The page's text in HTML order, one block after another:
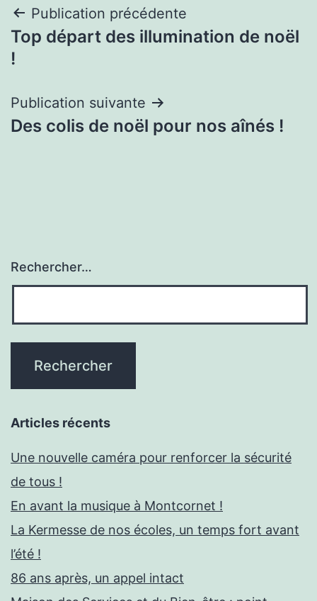
Navigation
de
Publication précédente
Top départ des illumination de noël
!
Publication suivante
Des colis de noël pour nos aînés !
Rechercher…
Articles récents
Une nouvelle caméra pour renforcer la sécurité
de tous !
En avant la musique à Montcornet !
La Kermesse de nos écoles, un temps fort avant
l’été !
86 ans après, un appel intact